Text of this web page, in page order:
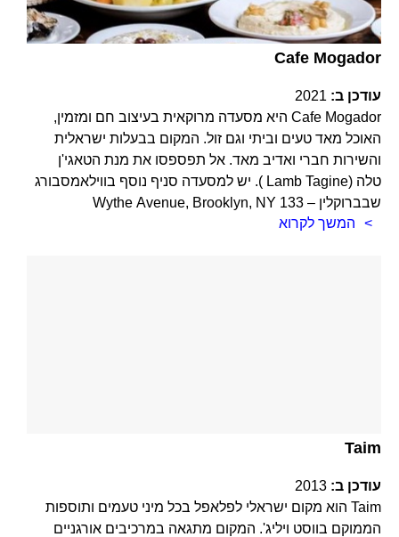
Cafe Mogador
עודכן ב: 2021
Cafe Mogador היא מסעדה מרוקאית בעיצוב חם ומזמין,
האוכל מאד טעים וביתי וגם זול. המקום בבעלות ישראלית
והשירות חברי ואדיב מאד. אל תפספסו את מנת הטאגי'ן
טלה (Lamb Tagine ). יש למסעדה סניף נוסף בווילאמסבורג
שבברוקלין – 133 Wythe Avenue, Brooklyn, NY
המשך לקרוא
Taim
עודכן ב: 2013
Taim הוא מקום ישראלי לפלאפל בכל מיני טעמים ותוספות
הממוקם בווסט ויליג'. המקום מתגאה במרכיבים אורגניים